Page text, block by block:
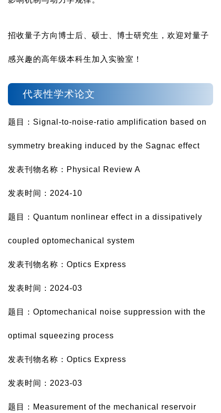
招收量子方向博士后、硕士、博士研究生，欢迎对量子
感兴趣的高年级本科生加入实验室！
代表性学术论文
题目：Signal-to-noise-ratio amplification based on
symmetry breaking induced by the Sagnac effect
发表刊物名称：Physical Review A
发表时间：2024-10
题目：Quantum nonlinear effect in a dissipatively
coupled optomechanical system
发表刊物名称：Optics Express
发表时间：2024-03
题目：Optomechanical noise suppression with the
optimal squeezing process
发表刊物名称：Optics Express
发表时间：2023-03
题目：Measurement of the mechanical reservoir